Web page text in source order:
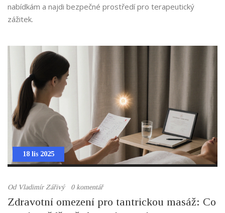
nabídkám a najdi bezpečné prostředí pro terapeutický
zážitek.
18 lis 2025
Od Vladimír Zářivý 0 komentář
Zdravotní omezení pro tantrickou masáž: Co